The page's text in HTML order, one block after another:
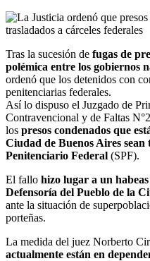
Tras la sucesión de fugas de
polémica entre los gobiernos
ordenó que los detenidos con
penitenciarias federales.
Así lo dispuso el Juzgado de
Contravencional y de Faltas
los presos condenados que
Ciudad de Buenos Aires sean
Penitenciario Federal (SPF).
El fallo hizo lugar a un
Defensoría del Pueblo de la
ante la situación de
porteñas.
La medida del juez Norberto
actualmente están en